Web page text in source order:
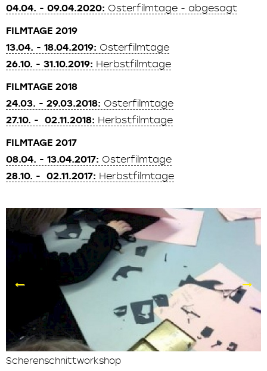
04.04. - 09.04.2020: Osterfilmtage - abgesagt
FILMTAGE 2019
13.04. - 18.04.2019: Osterfilmtage
26.10. - 31.10.2019: Herbstfilmtage
FILMTAGE 2018
24.03. - 29.03.2018: Osterfilmtage
27.10. - 02.11.2018: Herbstfilmtage
FILMTAGE 2017
08.04. - 13.04.2017: Osterfilmtage
28.10. - 02.11.2017: Herbstfilmtage
Scherenschnittworkshop